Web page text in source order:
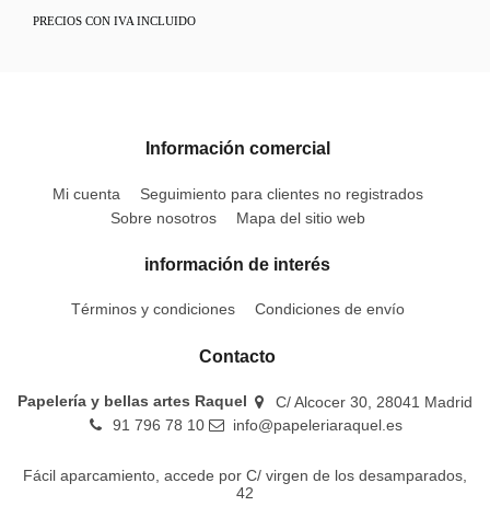
PRECIOS CON IVA INCLUIDO
Información comercial
Mi cuenta
Seguimiento para clientes no registrados
Sobre nosotros
Mapa del sitio web
información de interés
Términos y condiciones Condiciones de envío
Contacto
Papelería y bellas artes Raquel
C/ Alcocer 30, 28041 Madrid
91 796 78 10
info@papeleriaraquel.es
Fácil aparcamiento, accede por C/ virgen de los desamparados,
42